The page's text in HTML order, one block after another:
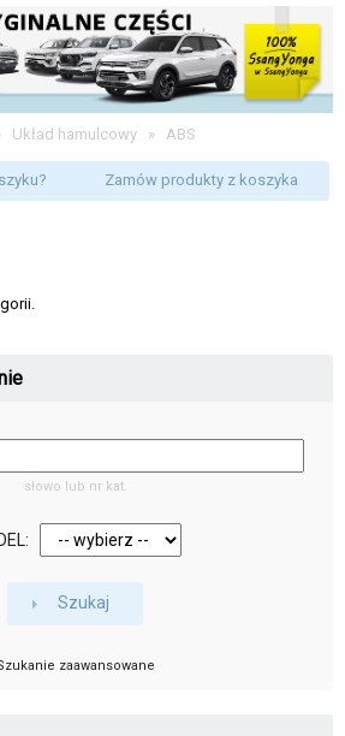
Układ hamulcowy » ABS
Zamów produkty z koszyka
słowo lub nr kat.
Szukaj
zaawansowane